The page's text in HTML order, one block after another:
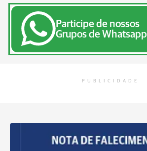
Participe de nossos
Grupos de Whatsapp
PUBLICIDADE